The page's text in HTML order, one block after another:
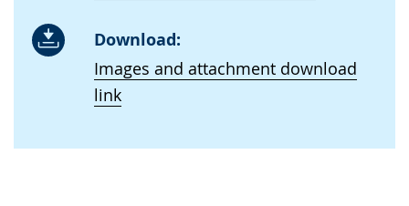
Download:
Images and attachment download
link